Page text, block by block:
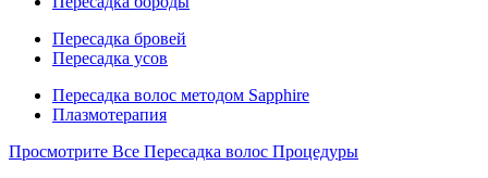
Пересадка бровей
Пересадка усов
Пересадка волос методом Sapphire
Плазмотерапия
Просмотрите Все Пересадка волос Процедуры